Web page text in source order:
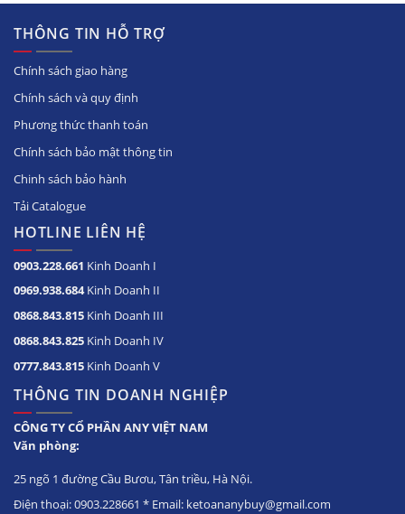
THÔNG TIN HỖ TRỢ
Chính sách giao hàng
Chính sách và quy định
Phương thức thanh toán
Chính sách bảo mật thông tin
Chinh sách bảo hành
Tải Catalogue
HOTLINE LIÊN HỆ
0903.228.661 Kinh Doanh I
0969.938.684Kinh Doanh II
0868.843.815 Kinh Doanh III
0868.843.825 Kinh Doanh IV
0777.843.815 Kinh Doanh V
THÔNG TIN DOANH NGHIỆP
CÔNG TY CỔ PHẦN ANY VIỆT NAM
Văn phòng:
25 ngõ 1 đường Cầu Bươu, Tân triều, Hà Nội.
Điện thoại: 0903.228661 * Email: ketoananybuy@gmail.com